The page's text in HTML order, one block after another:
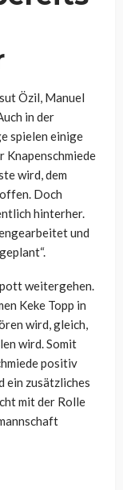
Özil, Manuel
in der
spielen einige
Knapenschmiede
wird, dem
Doch
hinterher.
und
weitergehen.
Keke Topp in
wird, gleich,
wird. Somit
positiv
ein zusätzliches
mit der Rolle